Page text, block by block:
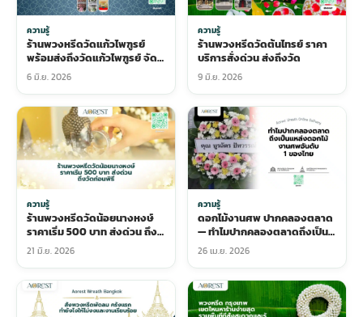
ความรู้
ร้านพวงหรีดวัดแก้วไพฑูรย์
พร้อมส่งถึงวัดแก้วไพฑูรย์ จัด
สวยสมเกียรติ บริการ 24 ชั่วโมง
6 มิ.ย. 2026
ความรู้
ร้านพวงหรีดวัดต้นไทรย์ ราคา
บริการสั่งด่วน ส่งถึงวัด
9 มิ.ย. 2026
ความรู้
ร้านพวงหรีดวัดน้อยนางหงษ์
ราคาเริ่ม 500 บาท ส่งด่วน ถึง
วัดก่อนพิธี
21 มิ.ย. 2026
ความรู้
ดอกไม้งานศพ ปากคลองตลาด
— ทำไมปากคลองตลาดถึงเป็น
แหล่งดอกไม้งานศพอันดับ 1
26 เม.ย. 2026